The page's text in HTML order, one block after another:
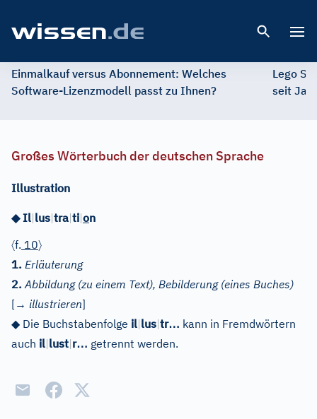
Einmalkauf versus Abonnement: Welches
Software-Lizenzmodell passt zu Ihnen?
Lego
seit
Großes Wörterbuch der deutschen Sprache
Illustration
◆Il|lus|tra|ti|on
〈f. 10〉
1. Erläuterung
2. Abbildung (zu einem Text), Bebilderung (eines Buches)
[→ illustrieren]
◆ Die Buchstabenfolge il|lus|tr… kann in Fremdwörtern
auch il|lust|r… getrennt werden.